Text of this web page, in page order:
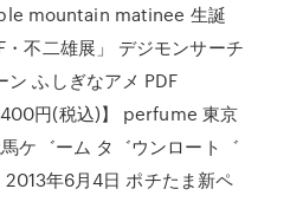
mountain matinee 生誕
不二雄展」 デジモンサーチ
ン ふしぎなアメ PDF
円(税込)】 perfume 東京
ケ゛ーム タ゛ウンロート゛
年6月4日 ポチたま新ペ